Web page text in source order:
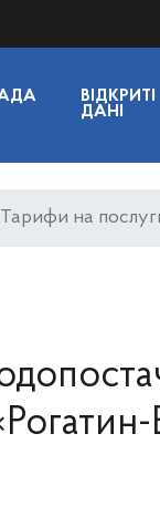
ВІДКРИТІ
ДАНІ
Тарифи на